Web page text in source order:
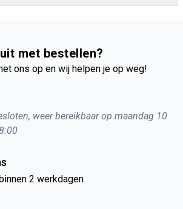
met bestellen?
ons op en wij helpen je op weg!
weer bereikbaar op maandag 10
2 werkdagen